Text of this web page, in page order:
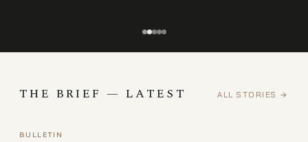
THE BRIEF — LATEST ALL STORIES →
BULLETIN